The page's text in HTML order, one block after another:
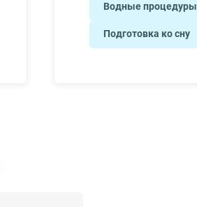
Водные процедуры
Подготовка ко сну